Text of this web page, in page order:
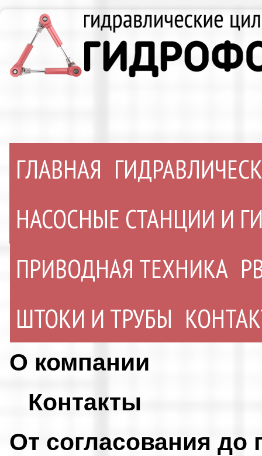
ГЛАВНАЯ
НАСОСНЫЕ СТАНЦИИ И
ПРИВОДНАЯ ТЕХНИКА
ШТОКИ И ТРУБЫ
О компании
Контакты
От согласования до